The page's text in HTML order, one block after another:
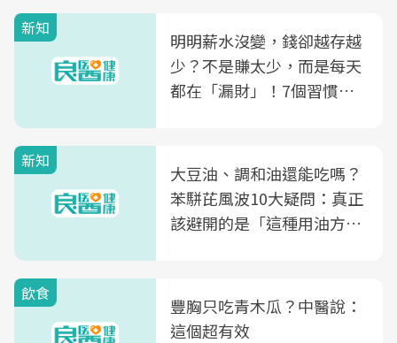
新知
明明薪水沒變，錢卻越存越
少？不是賺太少，而是每天
都在「漏財」！7個習慣一
新知
大豆油、調和油還能吃嗎？
苯駢芘風波10大疑問：真正
該避開的是「這種用油方
飲食
豐胸只吃青木瓜？中醫說：
這個超有效